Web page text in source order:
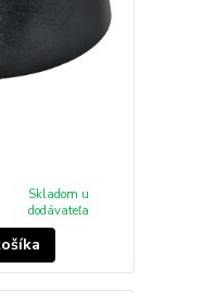
Skladom u
dodávateľa